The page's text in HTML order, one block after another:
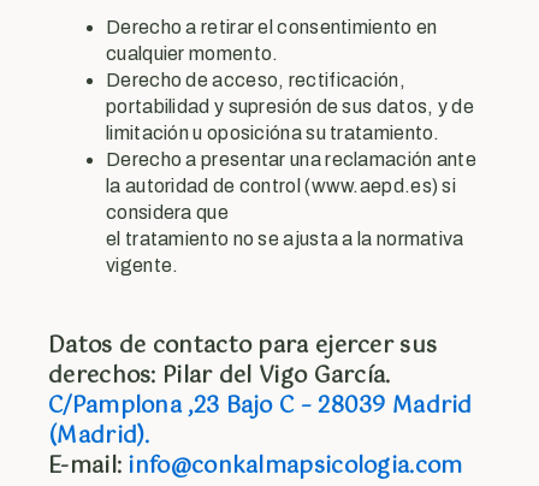
Derecho a retirar el consentimiento en
cualquier momento.
Derecho de acceso, rectificación,
portabilidad y supresión de sus datos, y de
limitación u oposicióna su tratamiento.
Derecho a presentar una reclamación ante
la autoridad de control (www.aepd.es) si
considera que
el tratamiento no se ajusta a la normativa
vigente.
Datos de contacto para ejercer sus
derechos: Pilar del Vigo García.
C/Pamplona ,23 Bajo C – 28039 Madrid
(Madrid).
E-mail: info@conkalmapsicologia.com